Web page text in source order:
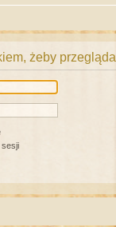
żeby
sesji